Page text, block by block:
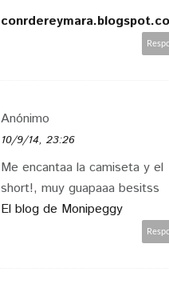
Anónimo
10/9/14, 23:26
Me encantaa la camiseta y el
short!, muy guapaaa besitss
El blog de Monipeggy